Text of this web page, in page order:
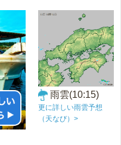
雨雲(10:15)
更に詳しい雨雲予想
（天なび）>